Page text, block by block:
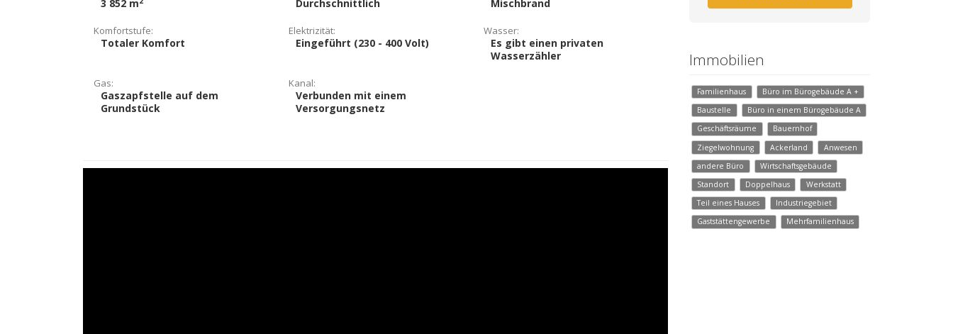
3 852 m Durchschnittlich Mischbrand
Komfortstufe:
Totaler Komfort
Elektrizität:
Eingeführt (230 - 400 Volt)
Wasser:
Es gibt einen privaten
Wasserzähler
Gas:
Gaszapfstelle auf dem
Grundstück
Kanal:
Verbunden mit einem
Versorgungsnetz
Immobilien
Familienhaus
Büro im Bürogebäude A +
Baustelle
Büro in einem Bürogebäude A
Geschäftsräume
Bauernhof
Ziegelwohnung
Ackerland
Anwesen
andere Büro
Wirtschaftsgebäude
Standort
Doppelhaus
Werkstatt
Teil eines Hauses
Industriegebiet
Gaststättengewerbe
Mehrfamilienhaus